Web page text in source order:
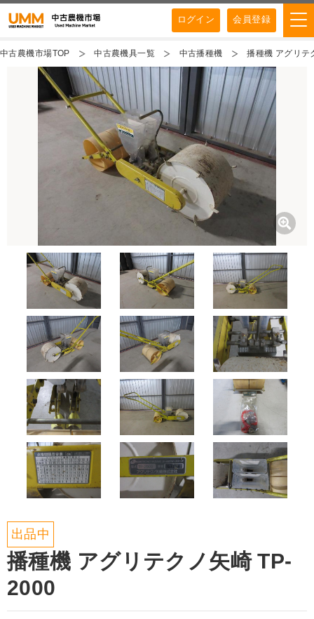
ログイン 会員登録
中古農機市場TOP 中古農機具一覧 中古播種機 播種機 アグリテ
出品中
播種機 アグリテクノ矢崎 TP-
2000